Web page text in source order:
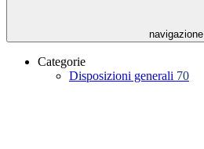
navigazione
Categorie
Disposizioni generali 70